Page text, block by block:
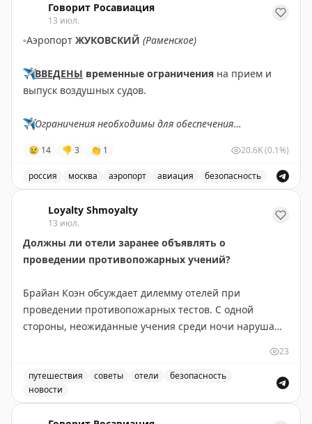
Пошёл дальше разгребать этот слотопад.
Вопросы, запросы, записи — всё сюда:
Stay tuned!
Говорит Росавиация
13 июл.
▫️Аэропорт ЖУКОВСКИЙ (Раменское)
✈️ВВЕДЕНЫ временные ограничения на прием и
выпуск воздушных судов.
✈️Ограничения необходимы для обеспечения
✈️ Говорит Росавиация| MАХ
😢 14 👎 3 👏 1 20.6K(0.1%)
россия москва аэропорт авиация безопасность
Loyalty Shmoyalty
13 июл.
Должны ли отели заранее объявлять о
проведении противопожарных учений?
Брайан Коэн обсуждает дилемму отелей при
проведении противопожарных тестов. С одной
стороны, неожиданные учения среди ночи нарушают
неожиданности, что может снизить эффективность
подготовки к реальной чрезвычайной ситуации.
23
путешествия советы отели
безопасность
новости